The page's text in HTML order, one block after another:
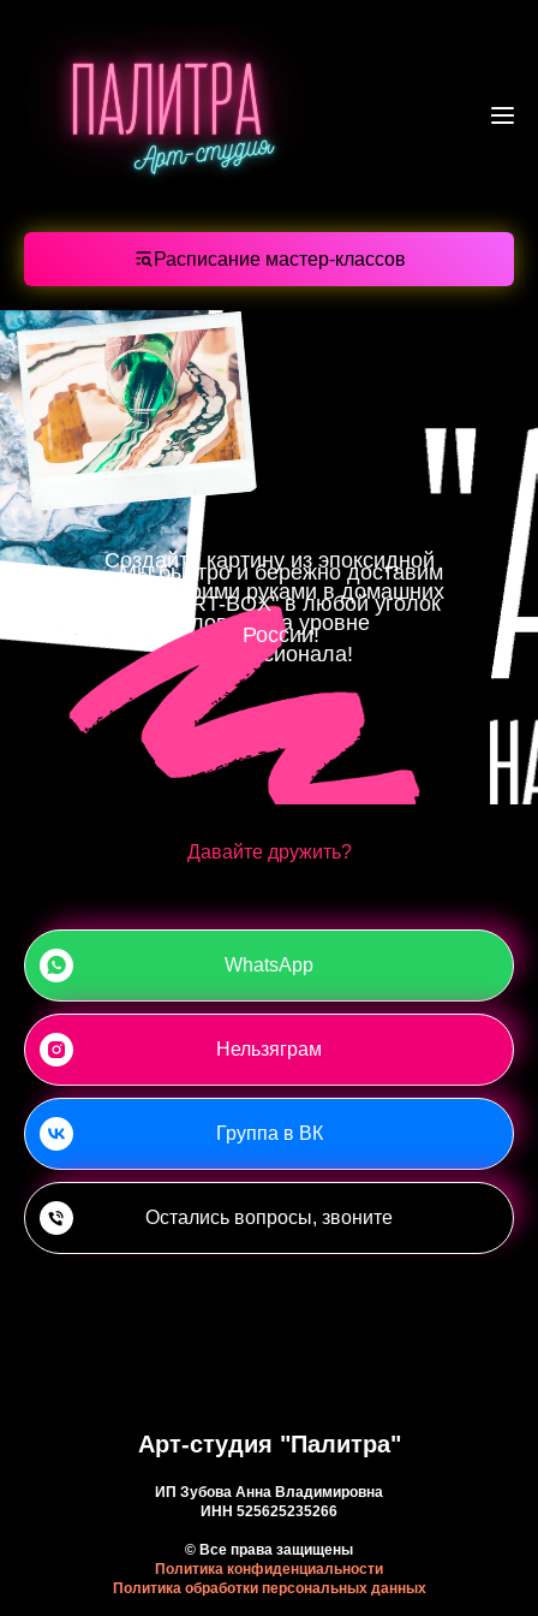
Расписание мастер-классов
Создайте картину из эпоксидной
смолы своими руками в домашних
условиях на уровне
профессионала!
Мы быстро и бережно доставим
ваш "ART-BOX" в любой уголок
России!
Давайте дружить?
WhatsApp
Нельзяграм
Группа в ВК
Остались вопросы, звоните
Арт-студия "Палитра"
ИП Зубова Анна Владимировна
ИНН 525625235266
© Все права защищены
Политика конфиденциальности
Политика обработки персональных данных